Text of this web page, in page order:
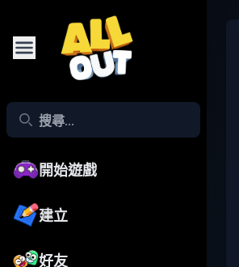
開始遊戲
建立
好友